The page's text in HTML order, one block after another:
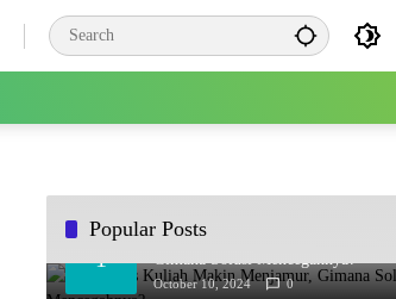
Popular Posts
1
Joki Tugas Kuliah Makin Menjamur,
Gimana Solusi Mencegahnya?
October 10, 2024 0